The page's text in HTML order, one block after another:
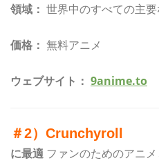
領域： 世界中のすべての主要
価格： 無料アニメ
ウェブサイト： 9anime.to
＃2）Crunchyroll
に最適 ファンのためのアニメ